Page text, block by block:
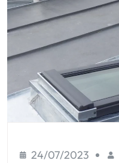
24/07/2023